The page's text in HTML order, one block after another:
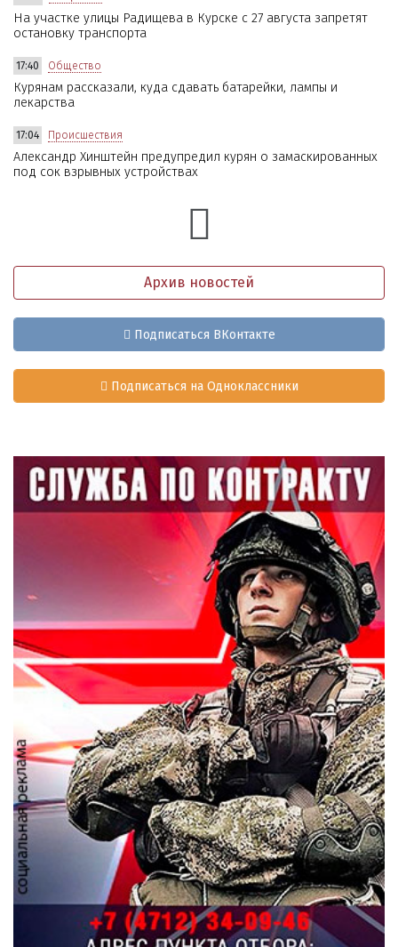
На участке улицы Радищева в Курске с 27 августа запретят
остановку транспорта
17:40 Общество
Курянам рассказали, куда сдавать батарейки, лампы и
лекарства
17:04 Происшествия
Александр Хинштейн предупредил курян о замаскированных
под сок взрывных устройствах
Архив новостей
Подписаться ВКонтакте
Подписаться на Одноклассники